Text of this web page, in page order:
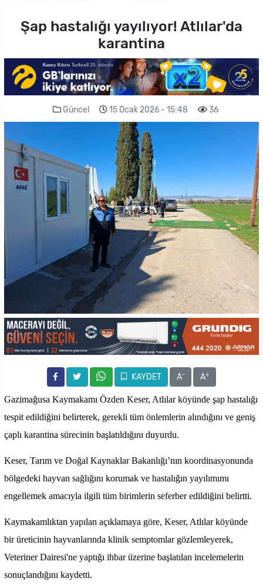
Şap hastalığı yayılıyor! Atlılar'da
karantina
Güncel 15 Ocak 2026 - 15:48 36
KAYDET A- A+
Gazimağusa Kaymakamı Özden Keser, Atlılar köyünde şap hastalığı
tespit edildiğini belirterek, gerekli tüm önlemlerin alındığını ve geniş
çaplı karantina sürecinin başlatıldığını duyurdu.
Keser, Tarım ve Doğal Kaynaklar Bakanlığı’nın koordinasyonunda
bölgedeki hayvan sağlığını korumak ve hastalığın yayılımımı
engellemek amacıyla ilgili tüm birimlerin seferber edildiğini belirtti.
Kaymakamlıktan yapılan açıklamaya göre, Keser, Atlılar köyünde
bir üreticinin hayvanlarında klinik semptomlar gözlemleyerek,
Veteriner Dairesi'ne yaptığı ihbar üzerine başlatılan incelemelerin
sonuçlandığını kaydetti.